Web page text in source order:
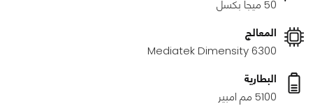
50 ميجا بكسل
المعالج
Mediatek Dimensity 6300
البطارية
5100 مم امبير